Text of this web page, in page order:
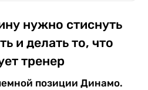
нужно стиснуть
и делать то, что
тренер
позиции Динамо.